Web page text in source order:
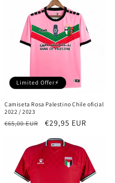
Limited Offer⚡
Camiseta Rosa Palestino Chile oficial
2022 / 2023
Precio
€65,00 EUR
Precio
oferta
€29,95 EUR